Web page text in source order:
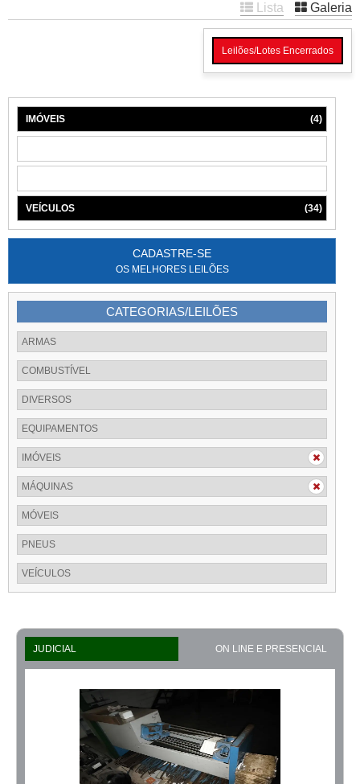
Lista Galeria
Leilões/Lotes Encerrados
IMÓVEIS (4)
VEÍCULOS (34)
CADASTRE-SE
OS MELHORES LEILÕES
CATEGORIAS/LEILÕES
ARMAS
COMBUSTÍVEL
DIVERSOS
EQUIPAMENTOS
IMÓVEIS
MÁQUINAS
MÓVEIS
PNEUS
VEÍCULOS
JUDICIAL ON LINE E PRESENCIAL